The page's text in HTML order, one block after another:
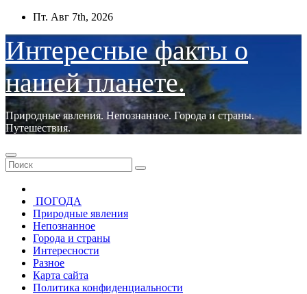
Перейти
содержимому
Пт. Авг 7th, 2026
Интересные факты о
нашей планете.
Природные явления. Непознанное. Города и страны.
Путешествия.
ПОГОДА
Природные явления
Непознанное
Города и страны
Интересности
Разное
Карта сайта
Политика конфиденциальности